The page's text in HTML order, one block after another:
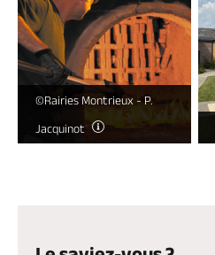
©Rairies Montrieux - P.
Jacquinot